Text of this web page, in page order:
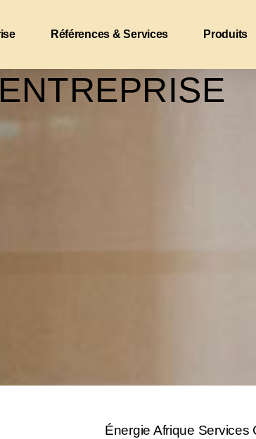
Références & Services Produits
Énergie Afrique Services